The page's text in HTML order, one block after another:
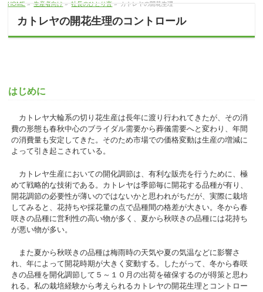
HOME» 生産者向け» 社長のひとり言» カトレヤの開花生理
カトレヤの開花生理のコントロール
はじめに
カトレヤ大輪系の切り花生産は長年に渡り行われてきたが、その消
費の形態も春秋中心のブライダル需要から葬儀需要へと変わり、年間
の消費量も安定してきた。そのため市場での価格変動は生産の増減に
よって引き起こされている。
カトレヤ生産においての開化調節は、有利な販売を行うために、極
めて戦略的な技術である。カトレヤは季節毎に開花する品種が有り、
開花調節の必要性が薄いのではないかと思われがちだが、実際に栽培
してみると、花持ちや採花量の点で品種間の格差が大きい。冬から春
咲きの品種に営利性の高い物が多く、夏から秋咲きの品種には花持ち
が悪い物が多い。
また夏から秋咲きの品種は梅雨時の天気や夏の気温などに影響さ
れ、年によって開花時期が大きく変動する。したがって、冬から春咲
きの品種を開化調節して５～１０月の出荷を確保するのが得策と思わ
れる。私の栽培経験から考えられるカトレヤの開花生理とコントロー